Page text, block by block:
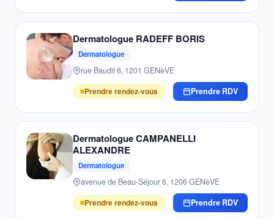
Dermatologue RADEFF BORIS
Dermatologue
rue Baudit 6, 1201 GENèVE
Prendre rendez-vous
Prendre RDV
Dermatologue CAMPANELLI
ALEXANDRE
Dermatologue
avenue de Beau-Séjour 6, 1206 GENèVE
Prendre rendez-vous
Prendre RDV